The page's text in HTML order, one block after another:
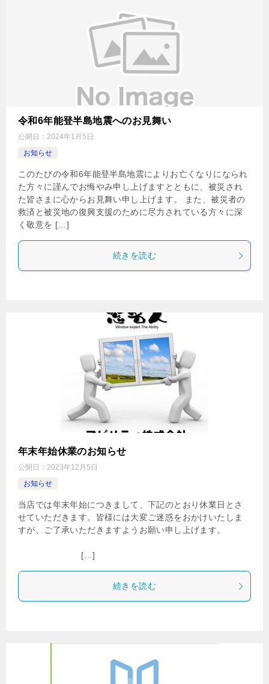
令和6年能登半島地震へのお見舞い
公開日： 2024年1月5日
お知らせ
このたびの令和6年能登半島地震によりお亡くなりになられ
た方々に謹んでお悔やみ申し上げますとともに、被災され
た皆さまに心からお見舞い申し上げます。 また、被災者の
救済と被災地の復興支援のために尽力されている方々に深
く敬意を […]
続きを読む
年末年始休業のお知らせ
公開日： 2023年12月5日
お知らせ
当店では年末年始につきまして、下記のとおり休業日とさ
せていただきます。皆様には大変ご迷惑をおかけいたしま
すが、ご了承いただきますようお願い申し上げます。
[…]
続きを読む